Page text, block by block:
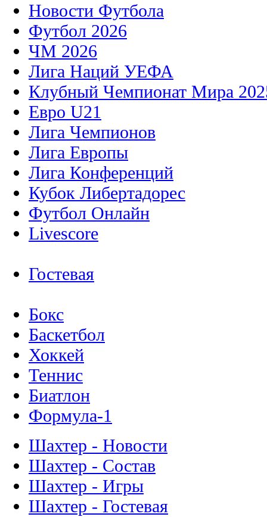
Новости Футбола
Футбол 2026
ЧМ 2026
Лига Наций УЕФА
Клубный Чемпионат Мира
Евро U21
Лига Чемпионов
Лига Европы
Лига Конференций
Кубок Либертадорес
Футбол Онлайн
Livescore
Гостевая
Бокс
Баскетбол
Хоккей
Теннис
Биатлон
Формула-1
Шахтер - Новости
Шахтер - Состав
Шахтер - Игры
Шахтер - Гостевая